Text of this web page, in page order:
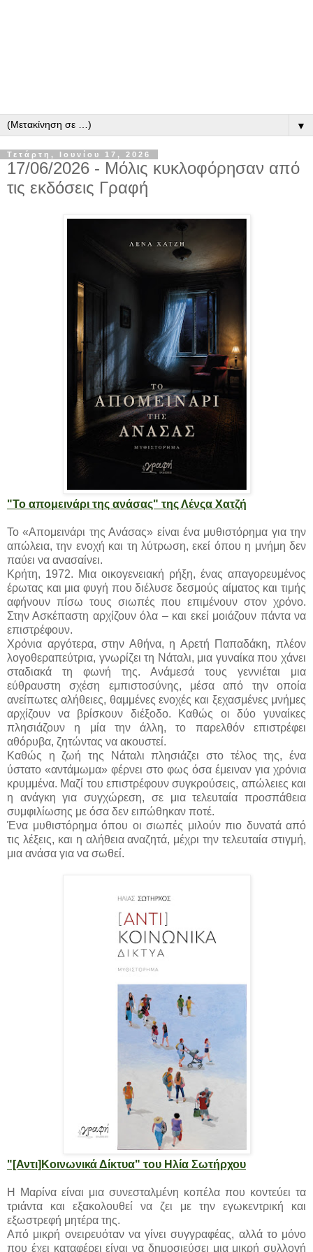
▼
Τετάρτη, Ιουνίου 17, 2026
17/06/2026 - Μόλις κυκλοφόρησαν από
τις εκδόσεις Γραφή
"Το απομεινάρι της ανάσας" της Λένςα Χατζή
Το «Απομεινάρι της Ανάσας» είναι ένα μυθιστόρημα για την
απώλεια, την ενοχή και τη λύτρωση, εκεί όπου η μνήμη δεν
παύει να ανασαίνει.
Κρήτη, 1972. Μια οικογενειακή ρήξη, ένας απαγορευμένος
έρωτας και μια φυγή που διέλυσε δεσμούς αίματος και τιμής
αφήνουν πίσω τους σιωπές που επιμένουν στον χρόνο.
Στην Ασκέπαστη αρχίζουν όλα – και εκεί μοιάζουν πάντα να
επιστρέφουν.
Χρόνια αργότερα, στην Αθήνα, η Αρετή Παπαδάκη, πλέον
λογοθεραπεύτρια, γνωρίζει τη Νάταλι, μια γυναίκα που χάνει
σταδιακά τη φωνή της. Ανάμεσά τους γεννιέται μια
εύθραυστη σχέση εμπιστοσύνης, μέσα από την οποία
ανείπωτες αλήθειες, θαμμένες ενοχές και ξεχασμένες μνήμες
αρχίζουν να βρίσκουν διέξοδο. Καθώς οι δύο γυναίκες
πλησιάζουν η μία την άλλη, το παρελθόν επιστρέφει
αθόρυβα, ζητώντας να ακουστεί.
Καθώς η ζωή της Νάταλι πλησιάζει στο τέλος της, ένα
ύστατο «αντάμωμα» φέρνει στο φως όσα έμειναν για χρόνια
κρυμμένα. Μαζί του επιστρέφουν συγκρούσεις, απώλειες και
η ανάγκη για συγχώρεση, σε μια τελευταία προσπάθεια
συμφιλίωσης με όσα δεν ειπώθηκαν ποτέ.
Ένα μυθιστόρημα όπου οι σιωπές μιλούν πιο δυνατά από
τις λέξεις, και η αλήθεια αναζητά, μέχρι την τελευταία στιγμή,
μια ανάσα για να σωθεί.
"[Αντι]Κοινωνικά Δίκτυα" του Ηλία Σωτήρχου
Η Μαρίνα είναι μια συνεσταλμένη κοπέλα που κοντεύει τα
τριάντα και εξακολουθεί να ζει με την εγωκεντρική και
εξωστρεφή μητέρα της.
Από μικρή ονειρευόταν να γίνει συγγραφέας, αλλά το μόνο
που έχει καταφέρει είναι να δημοσιεύσει μια μικρή συλλογή